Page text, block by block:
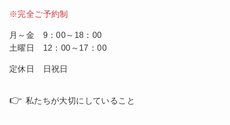
※完全ご予約制
月～金 9：00～18：00
土曜日 12：00～17：00
定休日 日祝日
👉 私たちが大切にしていること